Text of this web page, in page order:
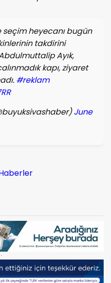
heyecanı bugün
takdirini
Ayık,
kapı, ziyaret
#reklam
June